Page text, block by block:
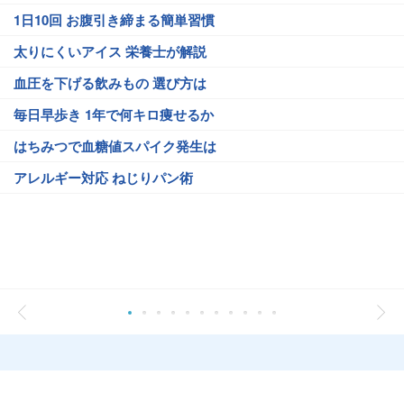
1日10回 お腹引き締まる簡単習慣
太りにくいアイス 栄養士が解説
血圧を下げる飲みもの 選び方は
毎日早歩き 1年で何キロ痩せるか
はちみつで血糖値スパイク発生は
アレルギー対応 ねじりパン術